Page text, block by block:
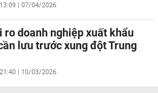
13:09 | 07/04/2026
ro doanh nghiệp xuất khẩu
lưu trước xung đột Trung
21:40 | 10/03/2026